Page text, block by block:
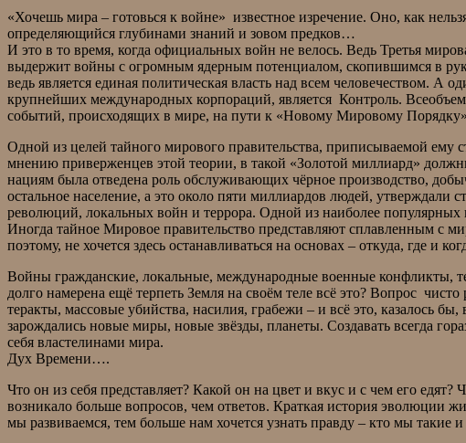
«Хочешь мира – готовься к войне» известное изречение. Оно, как
определяющийся глубинами знаний и зовом предков…
И это в то время, когда официальных войн не велось. Ведь Третья
выдержит войны с огромным ядерным потенциалом, скопившимся в
ведь является единая политическая власть над всем человечеством.
крупнейших международных корпораций, является Контроль.
событий, происходящих в мире, на пути к «Новому Мировому
Одной из целей тайного мирового правительства, приписываемой ему
мнению приверженцев этой теории, в такой «Золотой миллиард»
нациям была отведена роль обслуживающих чёрное производство,
остальное население, а это около пяти миллиардов людей,
революций, локальных войн и террора. Одной из наиболее
Иногда тайное Мировое правительство представляют сплавленным с
поэтому, не хочется здесь останавливаться на основах – откуда, где и
Войны гражданские, локальные, международные военные конфликты,
долго намерена ещё терпеть Земля на своём теле всё это? Вопрос
теракты, массовые убийства, насилия, грабежи – и всё это, казалось
зарождались новые миры, новые звёзды, планеты. Создавать всегда
себя властелинами мира.
Дух Времени….
Что он из себя представляет? Какой он на цвет и вкус и с чем его
возникало больше вопросов, чем ответов. Краткая история эволюции
мы развиваемся, тем больше нам хочется узнать правду – кто мы такие